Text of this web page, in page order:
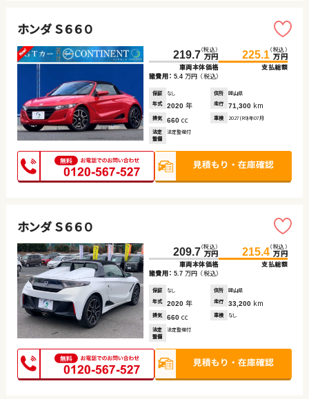
ホンダ Ｓ６６０
219.7（税込）
万円
車両本体価格
225.1（税込）
万円
支払総額
諸費用： 5.4 万円 （税込）
保証 なし 住所
岡山県
年式
2020 年 走行 71,300 km
排気 660 cc 車検 2027(R9)年07月
法定
整備
法定整備付
ホンダ Ｓ６６０
209.7（税込）
万円
車両本体価格
215.4（税込）
万円
支払総額
諸費用： 5.7 万円 （税込）
保証 なし 住所
岡山県
年式
2020 年 走行 33,200 km
排気 660 cc 車検 なし
法定
整備
法定整備付